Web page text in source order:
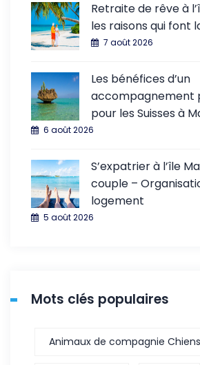
Retraite de rêve à
les raisons qui font
7 août 2026
Les bénéfices d’un
accompagnement
pour les Suisses à
6 août 2026
S’expatrier à l’île
couple –
logement
5 août 2026
Mots clés populaires
Animaux de compagnie